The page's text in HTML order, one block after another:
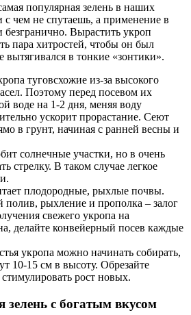
популярная зелень в наших
чем не спутаешь, а применение в
безгранично. Вырастить укроп
пара хитростей, чтобы он был
в тонкие «зонтики».
туговсхожие из-за высокого
Поэтому перед посевом их
воде на 1-2 дня, меняя воду
ускорит прорастание. Сеют
в грунт, начиная с ранней весны и
солнечные участки, но в очень
стрелку. В таком случае легкое
плодородные, рыхлые почвы.
рыхление и прополка – залог
свежего укропа на
делайте конвейерный посев каждые
укропа можно начинать собирать,
10-15 см в высоту. Обрезайте
рост новых.
с богатым вкусом